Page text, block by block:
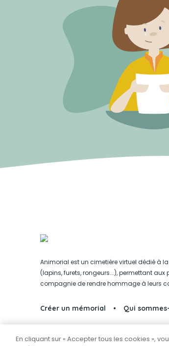
Animorial est un cimetière virtuel dédié à
(lapins, furets, rongeurs...), permettant
compagnie de rendre hommage à leurs
Créer un mémorial Qui
Partager
En cliquant sur « Accepter tous les cookies »,